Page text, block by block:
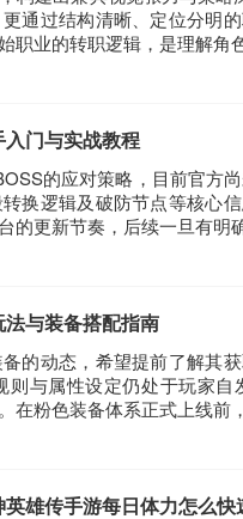
通过结构清晰、定位分明
职业的转职逻辑，是理解角
入门与实战教程
的应对策略，目前官方
换逻辑及破防节点等核心
的更新节奏，后续一旦有明
法与装备搭配指南
的动态，希望提前了解其
与属性设定仍处于玩家
在粉色装备体系正式上线前
雄传手游每日体力怎么快